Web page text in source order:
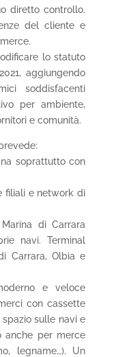
diretto controllo.
del cliente e
lo statuto
aggiungendo
soddisfacenti
per ambiente,
e comunità.
soprattutto con
filiali e network di
di Carrara
navi. Terminal
Carrara, Olbia e
e veloce
con cassette
sulle navi e
anche per merce
legname…). Un